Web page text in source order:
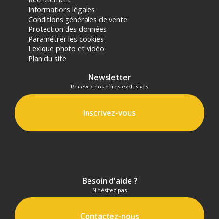
Informations légales
Conditions générales de vente
Protection des données
Paramétrer les cookies
Lexique photo et vidéo
Plan du site
Newsletter
Recevez nos offres exclusives
Inscrivez-vous
Besoin d'aide ?
N'hésitez pas
Contactez-nous